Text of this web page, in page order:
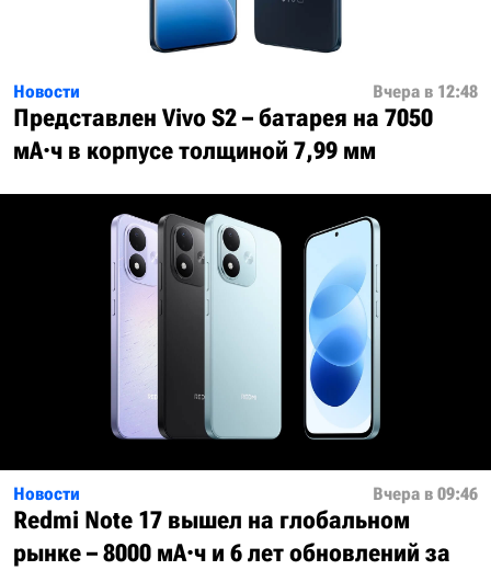
Новости Вчера в 12:48
Представлен Vivo S2 – батарея на 7050
мА·ч в корпусе толщиной 7,99 мм
Новости Вчера в 09:46
Redmi Note 17 вышел на глобальном
рынке – 8000 мА·ч и 6 лет обновлений за